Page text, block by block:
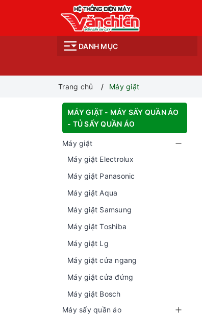
DANH MỤC
Trang chủ Máy giặt
MÁY GIẶT - MÁY SẤY QUẦN ÁO
- TỦ SẤY QUẦN ÁO
Máy giặt
Máy giặt Electrolux
Máy giặt Panasonic
Máy giặt Aqua
Máy giặt Samsung
Máy giặt Toshiba
Máy giặt Lg
Máy giặt cửa ngang
Máy giặt cửa đứng
Máy giặt Bosch
Máy sấy quần áo